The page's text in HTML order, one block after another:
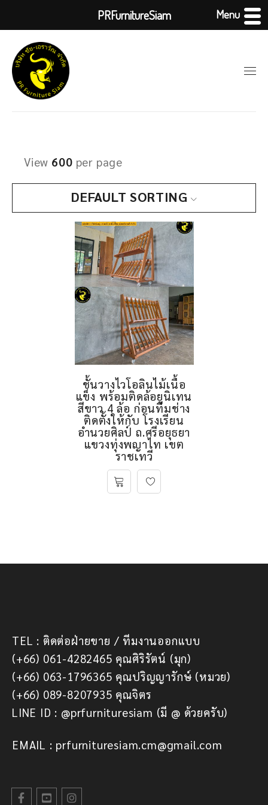
DEFAULT SORTING
View 600 per page
ชั้นวางไวโอลินไม้เนื้อ
แข็ง พร้อมติดล้อยูนิเทน
สีขาว 4 ล้อ ก่อนทีมช่าง
ติดตั้งให้กับ โรงเรียน
อำนวยศิลป์ ถ.ศรีอยุธยา
แขวงทุ่งพญาไท เขต
ราชเทวี
TEL : ติดต่อฝ่ายขาย / ทีมงานออกแบบ
(+66) 061-4282465 คุณศิริรัตน์ (มุก)
(+66) 063-1796365 คุณปริญญารักษ์ (หมวย)
(+66) 089-8207935 คุณจิตร
LINE ID : @prfurnituresiam (มี @ ด้วยครับ)
EMAIL : prfurnituresiam.cm@gmail.com
PRFurnitureSiam Menu